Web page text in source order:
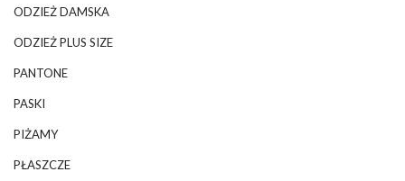
ODZIEŻ DAMSKA
ODZIEŻ PLUS SIZE
PANTONE
PASKI
PIŻAMY
PŁASZCZE